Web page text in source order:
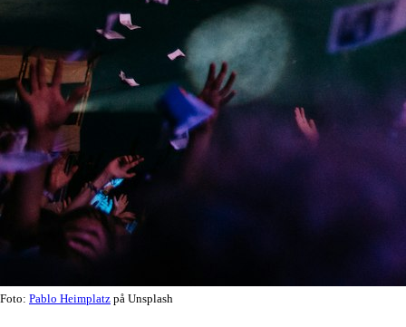
Foto: Pablo Heimplatz på Unsplash